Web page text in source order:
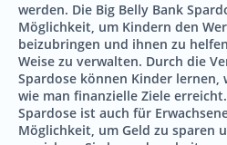
werden. Die Big Belly Bank
Möglichkeit, um Kindern den
beizubringen und ihnen zu
Weise zu verwalten. Durch die
Spardose können Kinder lernen,
wie man finanzielle Ziele
Spardose ist auch für
Möglichkeit, um Geld zu sparen